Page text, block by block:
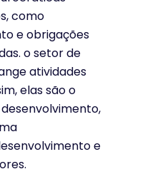
como
e obrigações
o setor de
atividades
elas são o
e